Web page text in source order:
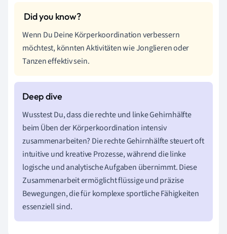
Wenn Du Deine Körperkoordination verbessern
möchtest, könnten Aktivitäten wie Jonglieren oder
Tanzen effektiv sein.
Wusstest Du, dass die rechte und linke Gehirnhälfte
beim Üben der Körperkoordination intensiv
zusammenarbeiten? Die rechte Gehirnhälfte steuert oft
intuitive und kreative Prozesse, während die linke
logische und analytische Aufgaben übernimmt. Diese
Zusammenarbeit ermöglicht flüssige und präzise
Bewegungen, die für komplexe sportliche Fähigkeiten
essenziell sind.